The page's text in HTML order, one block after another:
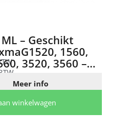
– Geschikt
1560,
3520, 3560 –
Meer info
winkelwagen